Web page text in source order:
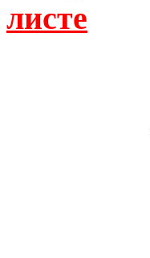
листе